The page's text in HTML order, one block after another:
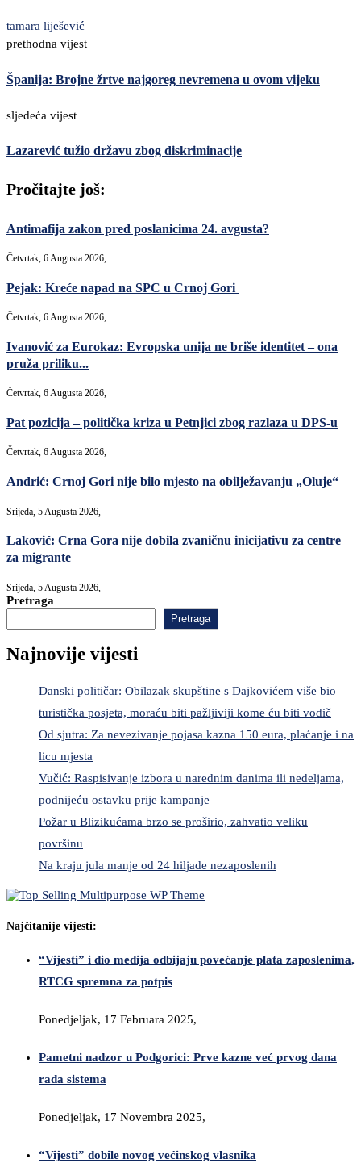
tamara liješević
prethodna vijest
Španija: Brojne žrtve najgoreg nevremena u ovom vijeku
sljedeća vijest
Lazarević tužio državu zbog diskriminacije
Pročitajte još:
Antimafija zakon pred poslanicima 24. avgusta?
Četvrtak, 6 Augusta 2026,
Pejak: Kreće napad na SPC u Crnoj Gori
Četvrtak, 6 Augusta 2026,
Ivanović za Eurokaz: Evropska unija ne briše identitet – ona
pruža priliku...
Četvrtak, 6 Augusta 2026,
Pat pozicija – politička kriza u Petnjici zbog razlaza u DPS-u
Četvrtak, 6 Augusta 2026,
Andrić: Crnoj Gori nije bilo mjesto na obilježavanju „Oluje“
Srijeda, 5 Augusta 2026,
Laković: Crna Gora nije dobila zvaničnu inicijativu za centre
za migrante
Srijeda, 5 Augusta 2026,
Pretraga
Pretraga
Najnovije vijesti
Danski političar: Obilazak skupštine s Dajkovićem više bio
turistička posjeta, moraću biti pažljiviji kome ću biti vodič
Od sjutra: Za nevezivanje pojasa kazna 150 eura, plaćanje i na
licu mjesta
Vučić: Raspisivanje izbora u narednim danima ili nedeljama,
podnijeću ostavku prije kampanje
Požar u Blizikućama brzo se proširio, zahvatio veliku
površinu
Na kraju jula manje od 24 hiljade nezaposlenih
Najčitanije vijesti:
“Vijesti” i dio medija odbijaju povećanje plata zaposlenima,
RTCG spremna za potpis
Ponedjeljak, 17 Februara 2025,
Pametni nadzor u Podgorici: Prve kazne već prvog dana
rada sistema
Ponedjeljak, 17 Novembra 2025,
“Vijesti” dobile novog većinskog vlasnika